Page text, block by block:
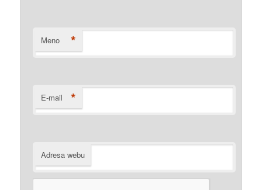
Meno *
E-mail *
Adresa webu